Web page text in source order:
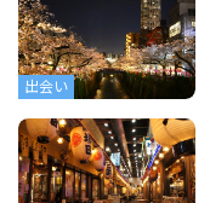
出会い